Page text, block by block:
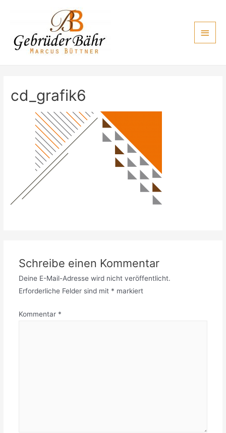
cd_grafik6
Schreibe einen Kommentar
Deine E-Mail-Adresse wird nicht veröffentlicht.
Erforderliche Felder sind mit * markiert
Kommentar *